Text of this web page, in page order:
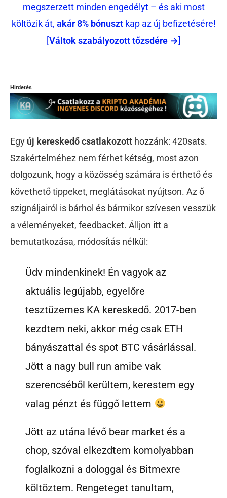
megszerzett minden engedélyt – és aki most
költözik át, akár 8% bónusztkap az új befizetésére!
[Váltok szabályozott tőzsdére →]
Hirdetés
Egy új kereskedő csatlakozott hozzánk: 420sats.
Szakértelméhez nem férhet kétség, most azon
dolgozunk, hogy a közösség számára is érthető és
követhető tippeket, meglátásokat nyújtson. Az ő
szignáljairól is bárhol és bármikor szívesen vesszük
a véleményeket, feedbacket. Álljon itt a
bemutatkozása, módosítás nélkül:
Üdv mindenkinek! Én vagyok az
aktuális legújabb, egyelőre
tesztüzemes KA kereskedő. 2017-ben
kezdtem neki, akkor még csak ETH
bányászattal és spot BTC vásárlással.
Jött a nagy bull run amibe vak
szerencséből kerültem, kerestem egy
valag pénzt és függő lettem
Jött az utána lévő bear market és a
chop, szóval elkezdtem komolyabban
foglalkozni a dologgal és Bitmexre
költöztem. Rengeteget tanultam,